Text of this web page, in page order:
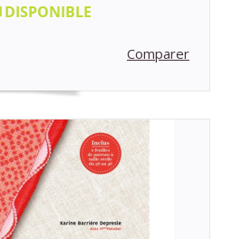
DISPONIBLE
Comparer